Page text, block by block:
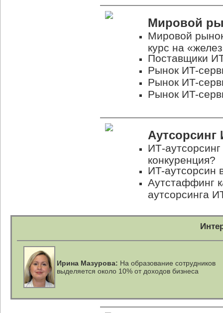
Мировой
Мировой
курс на
Поставщики
Рынок ИT-
Рынок ИT-
Рынок ИT-
Аутсорсинг
ИТ-аутсорсинг
конкуренция?
ИT-аутсорсин
Аутстаффинг
аутсорсинга
Ирина Мазурова: На образование сотрудников
выделяется около 10% от доходов бизнеса